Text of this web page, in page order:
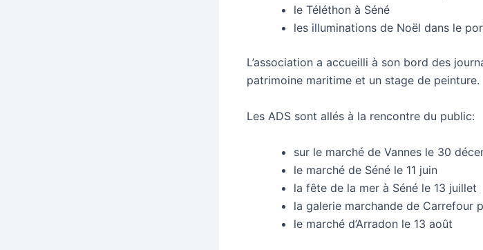
le Téléthon à Séné
les illuminations de Noël dans le
L’association a accueilli à son bord des
patrimoine maritime et un stage de peinture.
Les ADS sont allés à la rencontre du public:
sur le marché de Vannes le 30
le marché de Séné le 11 juin
la fête de la mer à Séné le 13 juillet
la galerie marchande de Carrefour
le marché d’Arradon le 13 août